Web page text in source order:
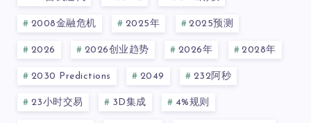
2008金融危机 2025年 2025预测
2026 2026创业趋势 2026年 2028年
2030 Predictions 2049 232阿秒
23小时交易 3D集成 4%规则